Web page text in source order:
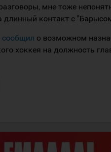
мне тоже
длинный контакт с
сообщил о возможном
хоккея на должность